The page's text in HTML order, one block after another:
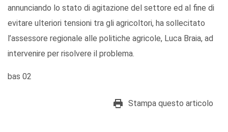
annunciando lo stato di agitazione del settore ed al fine di
evitare ulteriori tensioni tra gli agricoltori, ha sollecitato
l’assessore regionale alle politiche agricole, Luca Braia, ad
intervenire per risolvere il problema.
bas 02
Stampa questo articolo